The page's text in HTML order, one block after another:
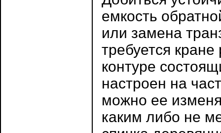
емкость
или замена
требуется
контуре
настроен на
можно ее
каким либо не